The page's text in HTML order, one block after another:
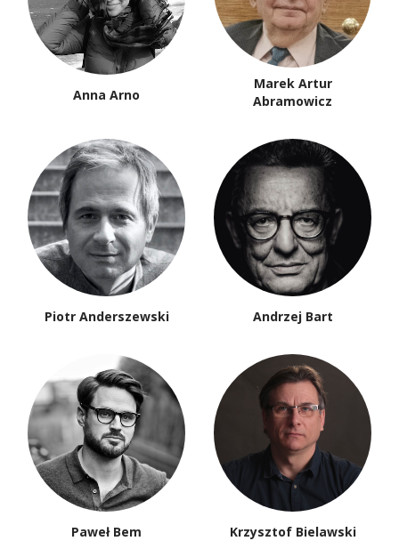
Anna Arno
Marek Artur
Abramowicz
Piotr Anderszewski Andrzej Bart
Paweł Bem Krzysztof Bielawski